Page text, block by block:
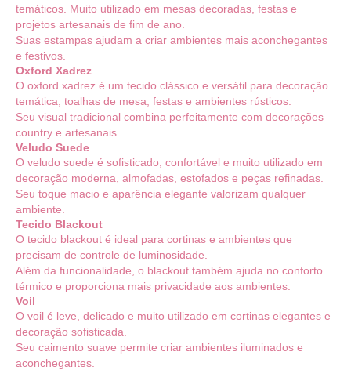
temáticos. Muito utilizado em mesas decoradas, festas e
projetos artesanais de fim de ano.
Suas estampas ajudam a criar ambientes mais aconchegantes
e festivos.
Oxford Xadrez
O oxford xadrez é um tecido clássico e versátil para decoração
temática, toalhas de mesa, festas e ambientes rústicos.
Seu visual tradicional combina perfeitamente com decorações
country e artesanais.
Veludo Suede
O veludo suede é sofisticado, confortável e muito utilizado em
decoração moderna, almofadas, estofados e peças refinadas.
Seu toque macio e aparência elegante valorizam qualquer
ambiente.
Tecido Blackout
O tecido blackout é ideal para cortinas e ambientes que
precisam de controle de luminosidade.
Além da funcionalidade, o blackout também ajuda no conforto
térmico e proporciona mais privacidade aos ambientes.
Voil
O voil é leve, delicado e muito utilizado em cortinas elegantes e
decoração sofisticada.
Seu caimento suave permite criar ambientes iluminados e
aconchegantes.